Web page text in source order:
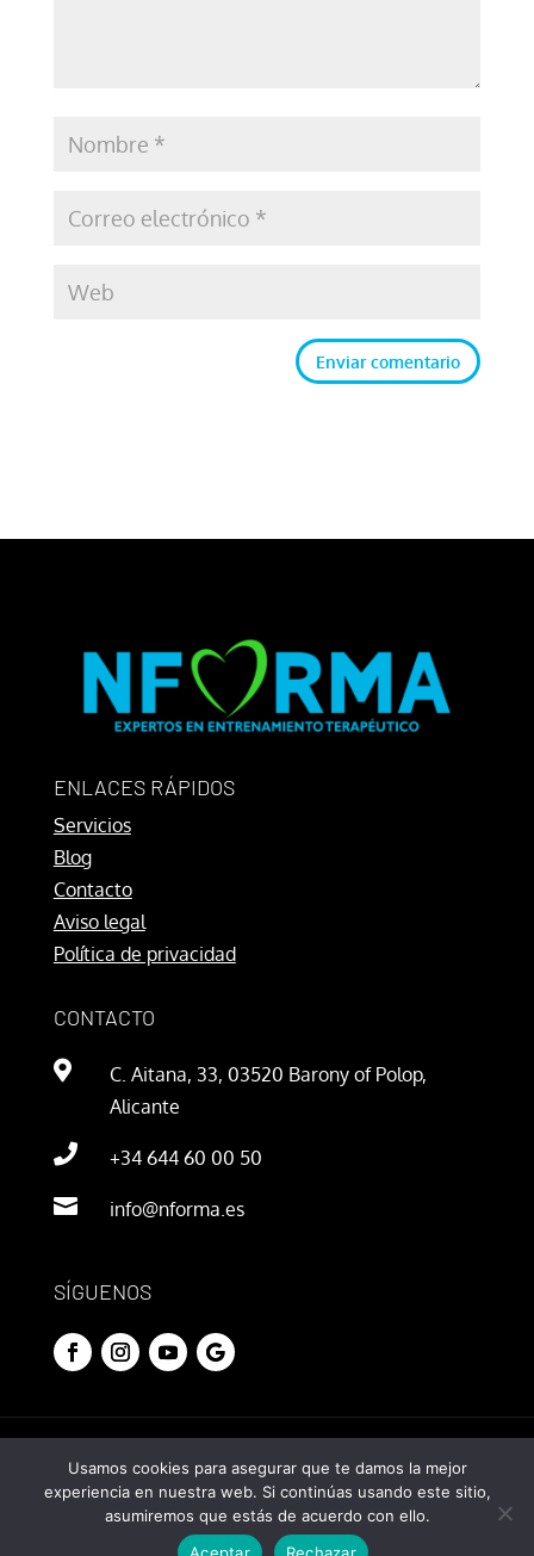
Enviar comentario
ENLACES RÁPIDOS
Servicios
Blog
Contacto
Aviso legal
Política de privacidad
CONTACTO

C. Aitana, 33, 03520 Barony of Polop,
Alicante

+34 644 60 00 50

info@nforma.es
SÍGUENOS
© 2020 Nforma. Todos los derechos reservados.
Usamos cookies para asegurar que te damos la mejor
experiencia en nuestra web. Si continúas usando este sitio,
asumiremos que estás de acuerdo con ello.
Aceptar
Rechazar